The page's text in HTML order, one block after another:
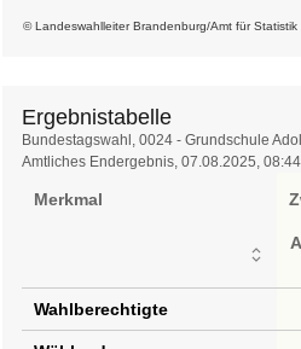
© Landeswahlleiter Brandenburg/Amt für Statistik
Ergebnistabelle
Ergebnistabelle
Bundestagswahl, 0024 - Grundschule
Amtliches Endergebnis, 07.08.2025,
Merkmal
Wahlberechtigte